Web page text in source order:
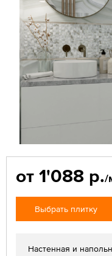
от 1'088 р./
Выбрать плитку
Настенная и